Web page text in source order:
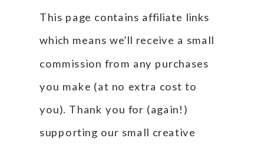
This page contains affiliate links
which means we’ll receive a small
commission from any purchases
you make (at no extra cost to
you). Thank you for (again!)
supporting our small creative